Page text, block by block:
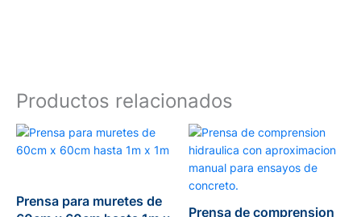
Productos relacionados
Prensa para muretes de
Prensa de comprension